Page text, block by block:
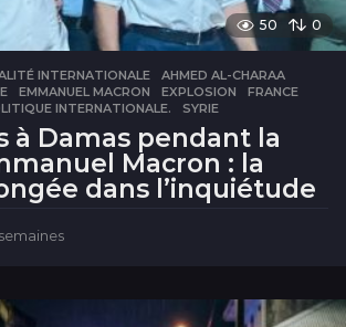
50 0
INTERNATIONALE ,AHMED AL-CHARAA
,EMMANUEL MACRON ,EXPLOSION ,FRANCE
INTERNATIONALE. ,SYRIE
à Damas pendant la
Macron : la
dans l’inquiétude